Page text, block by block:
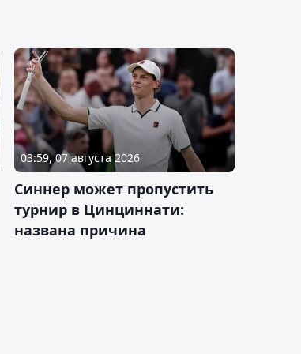
03:59, 07 августа 2026
Синнер может пропустить
турнир в Цинциннати:
названа причина